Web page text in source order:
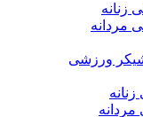
مردانه
ورزشی